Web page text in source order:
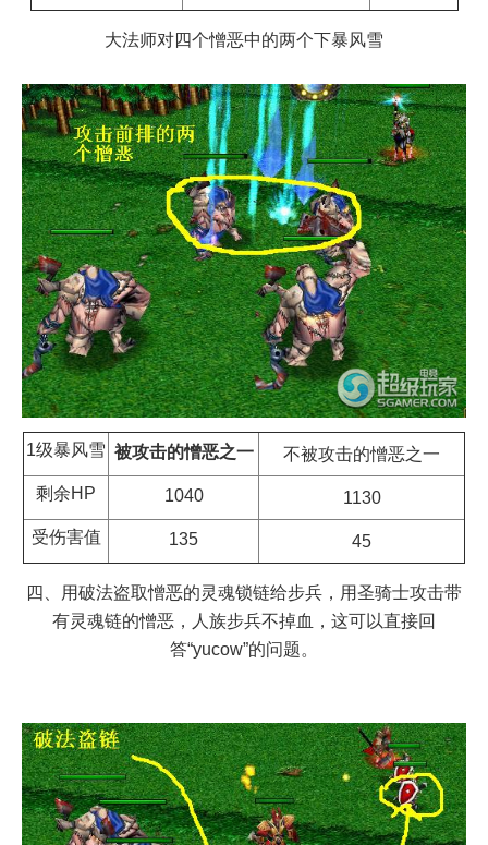
大法师对四个憎恶中的两个下暴风雪
1级暴风雪 被攻击的憎恶之一 不被攻击的憎恶之一
剩余HP 1040 1130
受伤害值 135 45
四、用破法盗取憎恶的灵魂锁链给步兵，用圣骑士攻击带
有灵魂链的憎恶，人族步兵不掉血，这可以直接回
答“yucow”的问题。